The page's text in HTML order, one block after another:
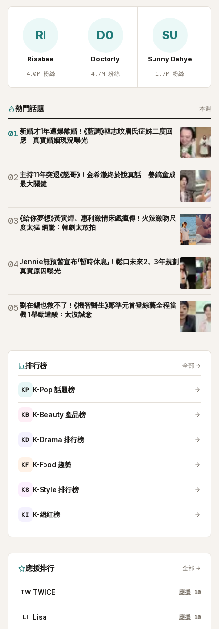
RI
Risabae
4.0M 粉絲
DO
Doctorly
4.7M 粉絲
SU
Sunny Dahye
1.7M 粉絲
熱門話題 本週
01 新婚才1年遭爆離婚！《藍調》韓志旼唐氏症姊二度回
應 真實婚姻現況曝光
02 主持11年突退《認哥》！金希澈終於說真話 姜鎬童成
最大關鍵
03《給你夢想》黃寅燁、惠利激情床戲瘋傳！火辣激吻尺
度太猛 網驚：韓劇太敢拍
04Jennie無預警宣布「暫時休息」！鬆口未來2、3年規劃
真實原因曝光
05劉在錫也救不了！《機智醫生》鄭準元首登綜藝全程當
機 1舉動遭酸：太沒誠意
排行榜 全部 →
KP K-Pop 話題榜
KB K-Beauty 產品榜
KD K-Drama 排行榜
KF K-Food 趨勢
KS K-Style 排行榜
KI K-網紅榜
應援排行 全部 →
TW TWICE 應援 10
LI Lisa 應援 10